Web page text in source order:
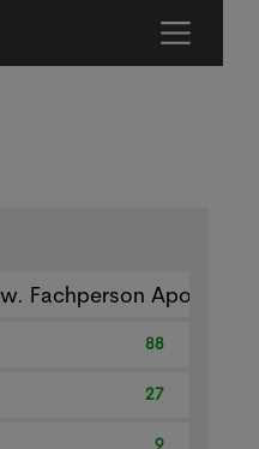
Fachperson Apotheke
88
27
9